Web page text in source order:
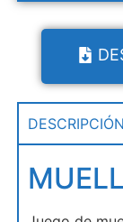
DESCRIPCIÓN